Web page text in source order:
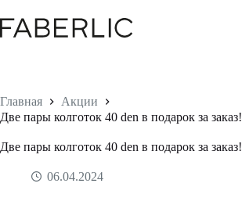
к
сути
Главная
Акции
Две пары колготок 40 den в подарок за заказ!
Две пары колготок 40 den в подарок за заказ!
06.04.2024